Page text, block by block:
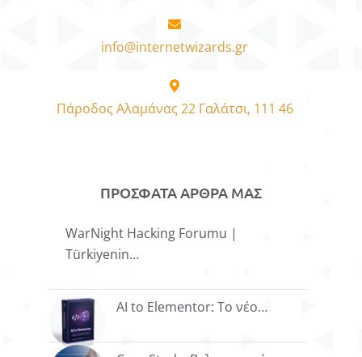
info@internetwizards.gr
Πάροδος Αλαμάνας 22 Γαλάτσι, 111 46
ΠΡΟΣΦΑΤΑ ΑΡΘΡΑ ΜΑΣ
WarNight Hacking Forumu |
Türkiyenin…
AI to Elementor: Το νέο…